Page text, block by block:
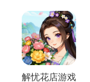
解忧花店游戏